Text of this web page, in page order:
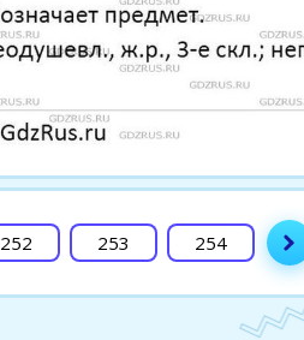
252 253 254